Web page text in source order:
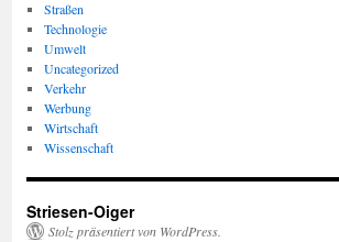
Straßen
Technologie
Umwelt
Uncategorized
Verkehr
Werbung
Wirtschaft
Wissenschaft
Striesen-Oiger
Stolz präsentiert von WordPress.